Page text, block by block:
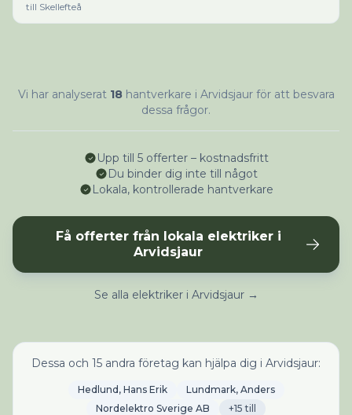
till Skellefteå
Vi har analyserat 18 hantverkare i Arvidsjaur för att besvara
dessa frågor.
Upp till 5 offerter – kostnadsfritt
Du binder dig inte till något
Lokala, kontrollerade hantverkare
Få offerter från lokala elektriker i
Arvidsjaur
Se alla elektriker i Arvidsjaur →
Dessa och 15 andra företag kan hjälpa dig i Arvidsjaur:
Hedlund, Hans Erik
Lundmark, Anders
Nordelektro Sverige AB
+15 till